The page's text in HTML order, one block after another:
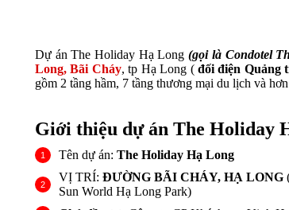
windowwindowwindow
Dự án The Holiday Hạ Long(gọi là Condotel
Long, Bãi Cháy, tp Hạ Long ( đối điện Quảng
gồm 2 tầng hầm, 7 tầng thương mại du lịch và
Giới thiệu dự án The Holiday
Tên dự án: The Holiday Hạ Long
VỊ TRÍ: ĐƯỜNG BÃI CHÁY, HẠ LONG
Sun World Hạ Long Park)